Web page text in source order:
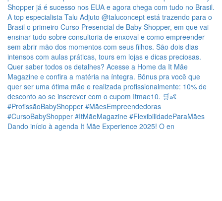
Dando início à agenda It Mãe Experience 2025! O en